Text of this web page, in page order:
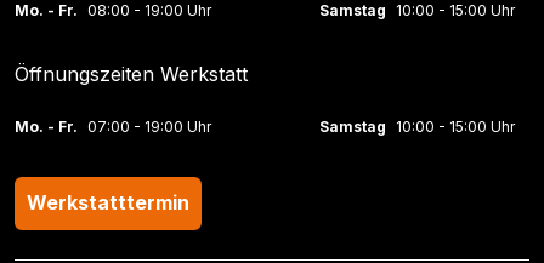
Mo. - Fr. 08:00 - 19:00 Uhr Samstag 10:00 - 15:00 Uhr
Öffnungszeiten Werkstatt
Werkstatttermin
Mo. - Fr. 07:00 - 19:00 Uhr Samstag 10:00 - 15:00 Uhr